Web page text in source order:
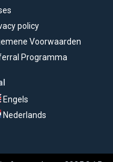
policy
Voorwaarden
Programma
Engels
Nederlands